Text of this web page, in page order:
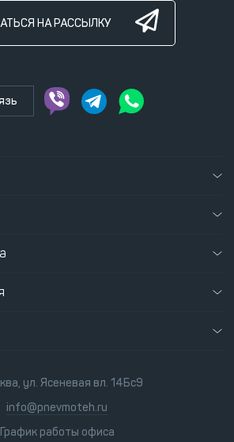
НА РАССЫЛКУ
ул. Ясеневая вл. 14Бс9
info@pnevmoteh.ru
График работы офиса